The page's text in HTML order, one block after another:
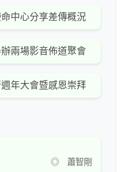
中心分享差傳概況
兩場影音佈道聚會
年大會暨感恩崇拜
◎ 蕭智剛